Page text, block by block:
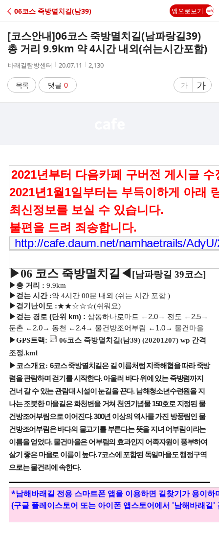
C
A
06코스 죽방멸치길(남39) 앱으로보기
[코스안내]06코스 죽방멸치길(남파랑길39)
총 거리 9.9km 약 4시간 내외(쉬는시간포함)
작
자
바래길탐방센터
작
시
간
20.07.11
조
2,130
목록 댓글 0
글
가
글
자
가
2021년부터 다음카페 구버전 게시글
2021년1월1일부터는 부득이하게 아래
최신정보를 보실 수 있습니다.
불편을 드려 죄송합니다.
http://cafe.daum.net/namhaetrails/
▶06 코스 죽방멸치길 ◀ [남파랑길 39코스]
▶총 거리 : 9.9km
▶걷는 시간 :약 4시간 00분 내외 (쉬는 시간 포함 )
▶걷기난이도 :★★☆☆☆(쉬워요)
▶걷는 경로 (단위 km) : 삼동하나로마트 ← 2.0→ 전도 ← 2.5→
둔촌 ← 2.0→ 동천 ← 2.4→ 물건방조어부림 ← 1.0→ 물건마을
▶GPS트랙:
06코스 죽방멸치길(남39) (20201207) wp 간격
조정.kml
▶ 코스개요: 6코스 죽방멸치길은 길 이름처럼 지족해협을 따라 죽방
렴을 관람하며 걷기를 시작한다.아울러 바다 위에 있는 죽방렴까지
건너 갈 수 있는 관람대 시설이 눈길을 끈다.남해청소년수련원을 지
나는 조붓한 마을길은 화천변을 거쳐 천연기념물150호로 지정된 물
건방조어부림으로 이어진다. 300년 이상의 역사를 가진 방풍림인 물
건방조어부림은 바다의 물고기를 부른다는 뜻을 지녀 어부림이라는
이름을 얻었다.물건마을은 어부림의 효과인지 어족자원이 풍부하여
살기 좋은 마을로 이름이 높다. 7코스에 포함된 독일마을도 행정구역
으로는 물건리에 속한다.
*남해바래길 전용 스마트폰 앱을 이용하면 길찾기가 용이하
(구글 플레이스토어 또는 아이폰 앱스토어에서 '남해바래길'